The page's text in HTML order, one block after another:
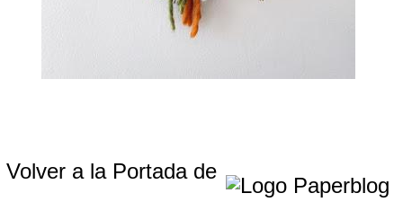
Volver a la Portada de